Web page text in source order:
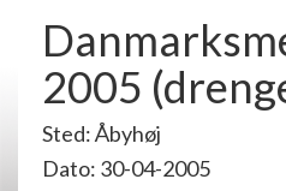
2005
Sted: Åbyhøj
Dato: 30-04-2005